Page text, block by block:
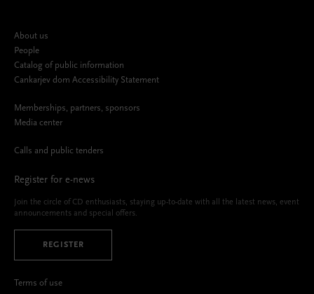
About us
People
Catalog of public information
Cankarjev dom Accessibility Statement
Memberships, partners, sponsors
Media center
Calls and public tenders
Register for e-news
Join the circle of CD enthusiasts, staying up-to-date with all the latest news, event
announcements and special offers.
REGISTER
Terms of use